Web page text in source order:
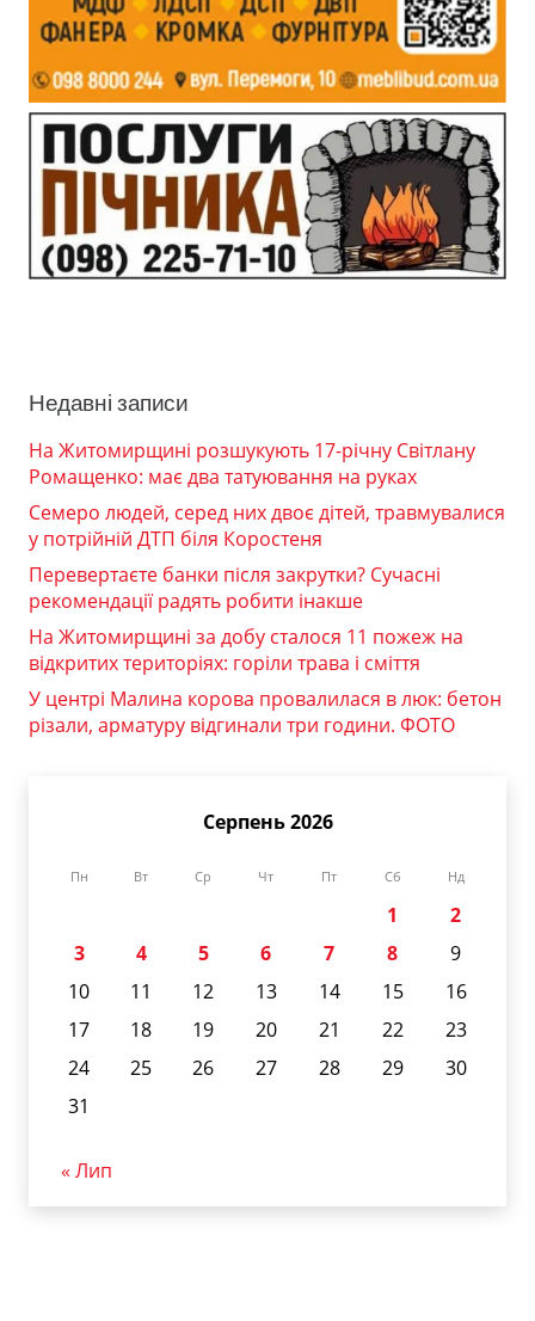
Недавні записи
На Житомирщині розшукують 17-річну Світлану
Ромащенко: має два татуювання на руках
Семеро людей, серед них двоє дітей, травмувалися
у потрійній ДТП біля Коростеня
Перевертаєте банки після закрутки? Сучасні
рекомендації радять робити інакше
На Житомирщині за добу сталося 11 пожеж на
відкритих територіях: горіли трава і сміття
У центрі Малина корова провалилася в люк: бетон
різали, арматуру відгинали три години. ФОТО
Серпень 2026
Пн Вт Ср Чт Пт Сб Нд
1
2
3
4 5 6 7 8
9
10
11 12 13 14 15
16
17
18 19 20 21 22
23
24
25 26 27 28 29
30
31
« Лип